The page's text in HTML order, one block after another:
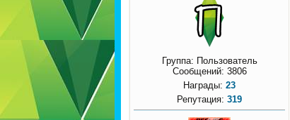
Группа: Пользователь
Сообщений: 3806
Награды: 23
Репутация: 319